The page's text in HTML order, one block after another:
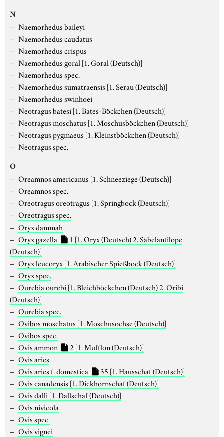
N
Naemorhedus baileyi
Naemorhedus caudatus
Naemorhedus crispus
Naemorhedus goral [1. Goral (Deutsch)]
Naemorhedus spec.
Naemorhedus sumatraensis [1. Serau (Deutsch)]
Naemorhedus swinhoei
Neotragus batesi [1. Bates-Böckchen (Deutsch)]
Neotragus moschatus [1. Moschusböckchen (Deutsch)]
Neotragus pygmaeus [1. Kleinstböckchen (Deutsch)]
Neotragus spec.
O
Oreamnos americanus [1. Schneeziege (Deutsch)]
Oreamnos spec.
Oreotragus oreotragus [1. Springbock (Deutsch)]
Oreotragus spec.
Oryx dammah
Oryx gazella
1 [1. Oryx (Deutsch) 2. Säbelantilope
(Deutsch)]
Oryx leucoryx[1. Arabischer Spießbock (Deutsch)]
Oryx spec.
Ourebia ourebi [1. Bleichböckchen (Deutsch) 2. Oribi
(Deutsch)]
Ourebia spec.
Ovibos moschatus [1. Moschusochse (Deutsch)]
Ovibos spec.
Ovis ammon
2 [1. Mufflon (Deutsch)]
Ovis aries
Ovis aries f. domestica
35 [1. Hausschaf (Deutsch)]
Ovis canadensis [1. Dickhornschaf (Deutsch)]
Ovis dalli [1. Dallschaf (Deutsch)]
Ovis nivicola
Ovis spec.
Ovis vignei